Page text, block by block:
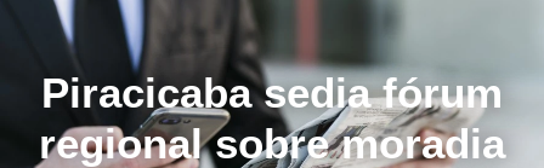
Piracicaba sedia fórum
regional sobre moradia